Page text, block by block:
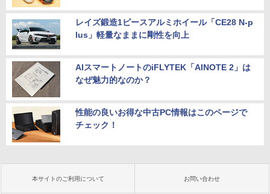
レイズ鍛造1ピースアルミホイール「CE28 N-p
lus」軽量なままに剛性を向上
AIスマートノートのiFLYTEK「AINOTE 2」は
なぜ魅力的なのか？
性能の良いお得な中古PC情報はこのページで
チェック！
本サイトのご利用について お問い合わせ